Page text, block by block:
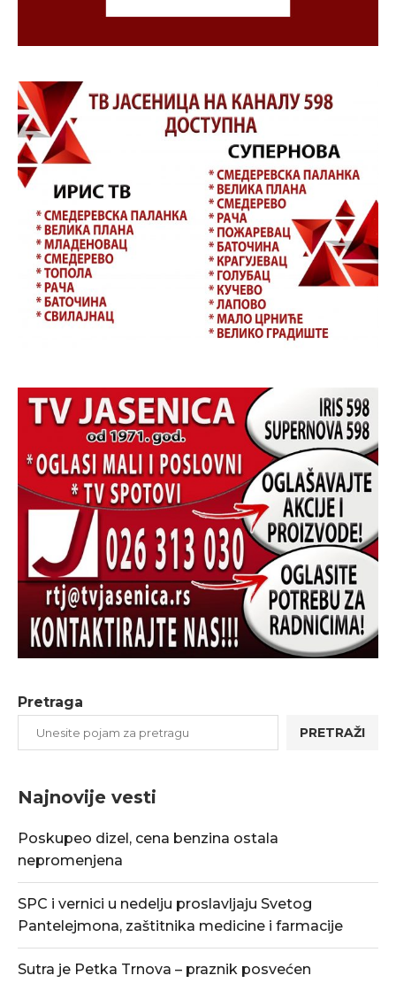
Pretraga
PRETRAŽI
Najnovije vesti
Poskupeo dizel, cena benzina ostala
nepromenjena
SPC i vernici u nedelju proslavljaju Svetog
Pantelejmona, zaštitnika medicine i farmacije
Sutra je Petka Trnova – praznik posvećen